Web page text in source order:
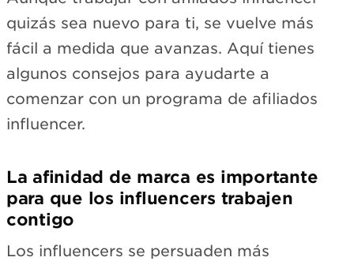
quizás sea nuevo para ti, se vuelve más
fácil a medida que avanzas. Aquí tienes
algunos consejos para ayudarte a
comenzar con un programa de afiliados
influencer.
La afinidad de marca es importante
para que los influencers trabajen
contigo
Los influencers se persuaden más